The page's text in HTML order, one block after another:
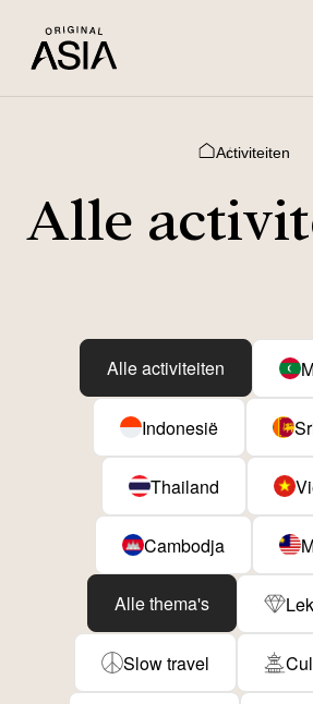
Activiteiten
Alle
Alle activiteiten
Indonesië
Thailand
Cambodja
Alle thema's
Slow travel